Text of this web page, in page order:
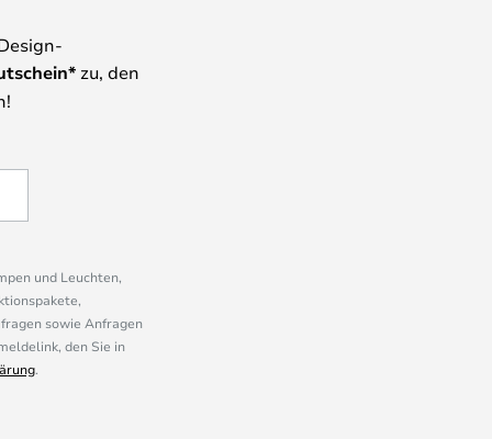
zu, den
und Leuchten,
sowie Anfragen
den Sie in
.